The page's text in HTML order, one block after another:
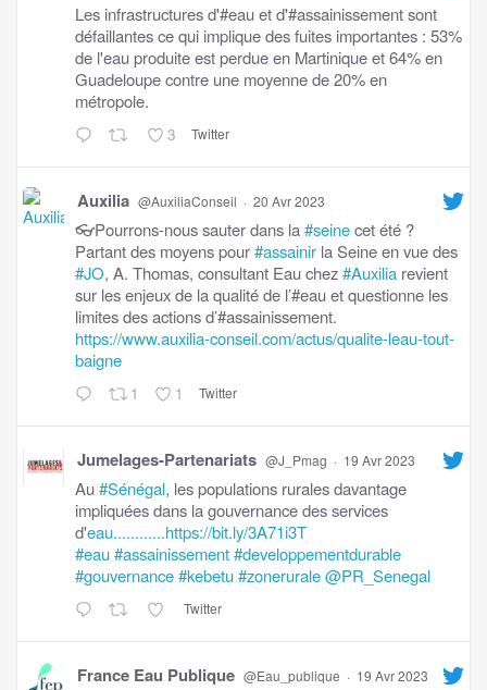
Les infrastructures d'#eau et d'#assainissement sont
défaillantes ce qui implique des fuites importantes : 53%
de l'eau produite est perdue en Martinique et 64% en
Guadeloupe contre une moyenne de 20% en
métropole.
3 Twitter
Auxilia @AuxiliaConseil · 20 Avr 2023
👓Pourrons-nous sauter dans la#seinecet été ?
Partant des moyens pour#assainir la Seine en vue des
#JO, A. Thomas, consultant Eau chez#Auxilia revient
sur les enjeux de la qualité de l’#eau et questionne les
limites des actions d’#assainissement.
https://www.auxilia-conseil.com/actus/qualite-leau-tout-
baigne
1 1 Twitter
Jumelages-Partenariats @J_Pmag · 19 Avr 2023
Au#Sénégal, les populations rurales davantage
impliquées dans la gouvernance des services
d'eau............https://bit.ly/3A71i3T
#eau#assainissement#developpementdurable
#gouvernance#kebetu#zonerurale@PR_Senegal
Twitter
France Eau Publique @Eau_publique · 19 Avr 2023